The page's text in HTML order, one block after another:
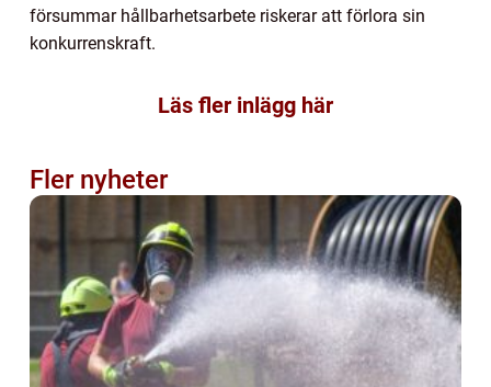
försummar hållbarhetsarbete riskerar att förlora sin
konkurrenskraft.
Läs fler inlägg här
Fler nyheter